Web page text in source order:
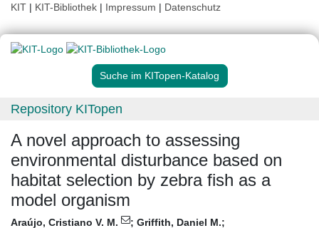
KIT | KIT-Bibliothek | Impressum | Datenschutz
Suche im KITopen-Katalog
Repository KITopen
A novel approach to assessing
environmental disturbance based on
habitat selection by zebra fish as a
model organism
Araújo, Cristiano V. M. ; Griffith, Daniel M.;